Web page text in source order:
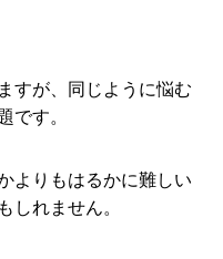
すが、同じように悩む
です。
よりもはるかに難しい
しれません。